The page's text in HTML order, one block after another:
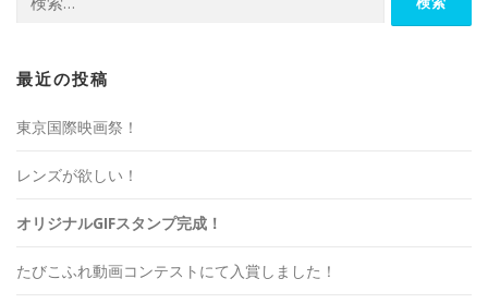
索:
最近の投稿
東京国際映画祭！
レンズが欲しい！
オリジナルGIFスタンプ完成！
たびこふれ動画コンテストにて入賞しました！